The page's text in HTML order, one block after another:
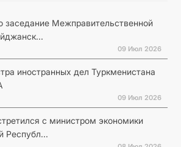
заседание Межправительственной
09 Июл 2026
иностранных дел Туркменистана
09 Июл 2026
с министром экономики
Республ...